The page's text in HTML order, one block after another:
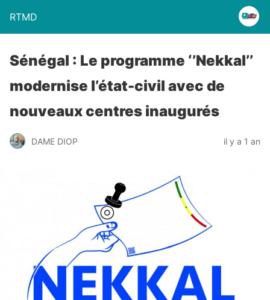
RTMD
Sénégal : Le programme ‘’Nekkal’’
modernise l’état-civil avec de
nouveaux centres inaugurés
DAME DIOP il y a 1 an